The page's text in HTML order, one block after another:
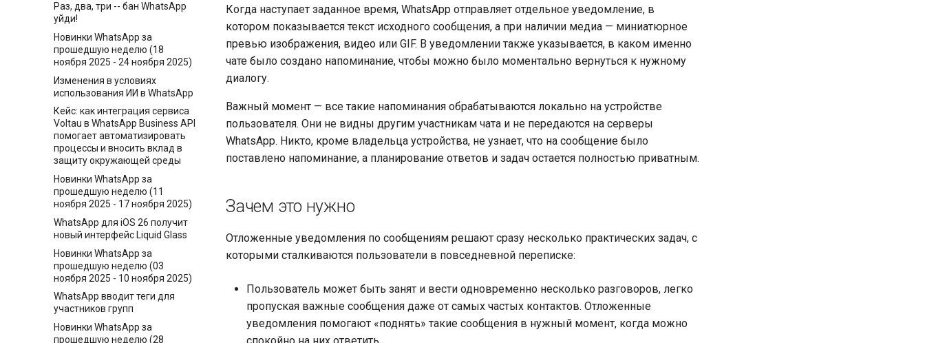
Раз, два, три -- бан WhatsApp
уйди!
Новинки WhatsApp за
прошедшую неделю (18
ноября 2025 - 24 ноября 2025)
Изменения в условиях
использования ИИ в WhatsApp
Кейс: как интеграция сервиса
Voltau в WhatsApp Business API
помогает автоматизировать
процессы и вносить вклад в
защиту окружающей среды
Новинки WhatsApp за
прошедшую неделю (11
ноября 2025 - 17 ноября 2025)
WhatsApp для iOS 26 получит
новый интерфейс Liquid Glass
Новинки WhatsApp за
прошедшую неделю (03
ноября 2025 - 10 ноября 2025)
WhatsApp вводит теги для
участников групп
Новинки WhatsApp за
прошедшую неделю (28
Когда наступает заданное время, WhatsApp отправляет отдельное уведомление, в
котором показывается текст исходного сообщения, а при наличии медиа — миниатюрное
превью изображения, видео или GIF. В уведомлении также указывается, в каком именно
чате было создано напоминание, чтобы можно было моментально вернуться к нужному
диалогу.
Важный момент — все такие напоминания обрабатываются локально на устройстве
пользователя. Они не видны другим участникам чата и не передаются на серверы
WhatsApp. Никто, кроме владельца устройства, не узнает, что на сообщение было
поставлено напоминание, а планирование ответов и задач остается полностью приватным.
Зачем это нужно
Отложенные уведомления по сообщениям решают сразу несколько практических задач, с
которыми сталкиваются пользователи в повседневной переписке:
Пользователь может быть занят и вести одновременно несколько разговоров, легко
пропуская важные сообщения даже от самых частых контактов. Отложенные
уведомления помогают «поднять» такие сообщения в нужный момент, когда можно